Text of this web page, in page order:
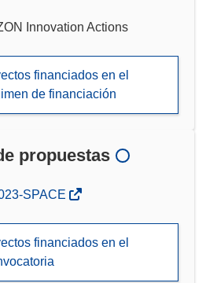
Innovation Actions
financiados en el
de financiación
propuestas
SPACE
financiados en el